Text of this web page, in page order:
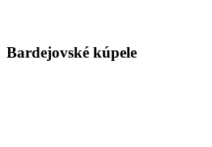
Bardejovské kúpele